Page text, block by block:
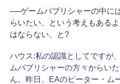
──ゲームパブリシャーの中に
らいたい、という考えもある
はならない、と?
ハウス:私の認識としてですが
ムパブリシャーの方々からい
ん。昨日、EAのピーター・ム